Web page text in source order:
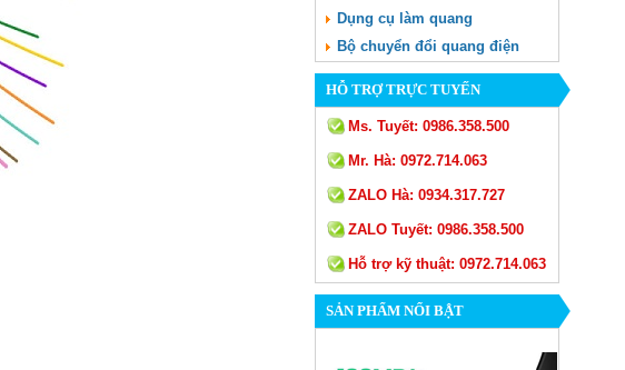
Dụng cụ làm quang
Bộ chuyển đổi quang điện
HỖ TRỢ TRỰC TUYẾN
Ms. Tuyết: 0986.358.500
Mr. Hà: 0972.714.063
ZALO Hà: 0934.317.727
ZALO Tuyết: 0986.358.500
Hỗ trợ kỹ thuật: 0972.714.063
SẢN PHẨM NỔI BẬT